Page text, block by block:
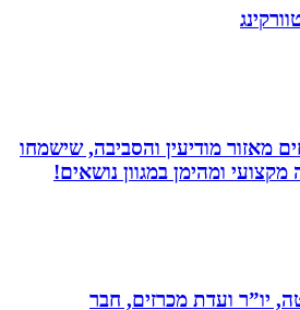
מודיעין והסביבה, שישמחו
ומהימן במגוון נושאים!
ועדת מכרזים, חבר